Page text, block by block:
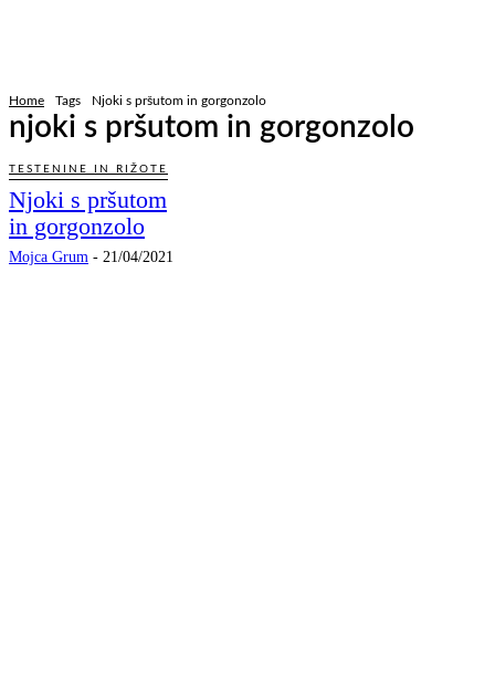
Home Tags Njoki s pršutom in gorgonzolo
njoki s pršutom in gorgonzolo
TESTENINE IN RIŽOTE
Njoki s pršutom
in gorgonzolo
Mojca Grum - 21/04/2021